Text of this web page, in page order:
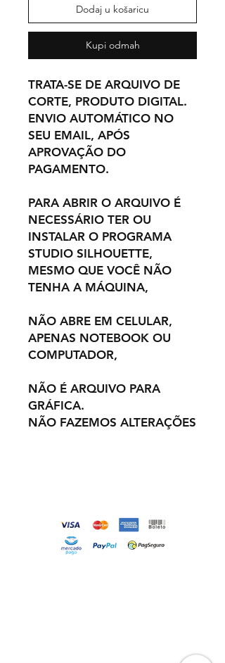
Dodaj u košaricu
Kupi odmah
TRATA-SE DE ARQUIVO DE
CORTE, PRODUTO DIGITAL.
ENVIO AUTOMÁTICO NO
SEU EMAIL, APÓS
APROVAÇÃO DO
PAGAMENTO.
PARA ABRIR O ARQUIVO É
NECESSÁRIO TER OU
INSTALAR O PROGRAMA
STUDIO SILHOUETTE,
MESMO QUE VOCÊ NÃO
TENHA A MÁQUINA,
NÃO ABRE EM CELULAR,
APENAS NOTEBOOK OU
COMPUTADOR,
NÃO É ARQUIVO PARA
GRÁFICA.
NÃO FAZEMOS ALTERAÇÕES